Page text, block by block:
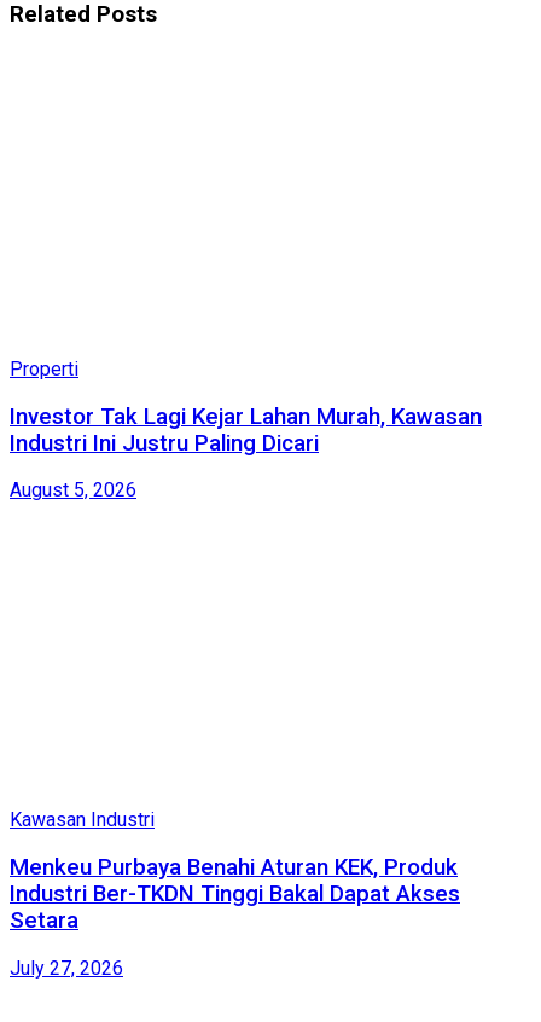
Related Posts
Properti
Investor Tak Lagi Kejar Lahan Murah, Kawasan
Industri Ini Justru Paling Dicari
August 5, 2026
Kawasan Industri
Menkeu Purbaya Benahi Aturan KEK, Produk
Industri Ber-TKDN Tinggi Bakal Dapat Akses
Setara
July 27, 2026